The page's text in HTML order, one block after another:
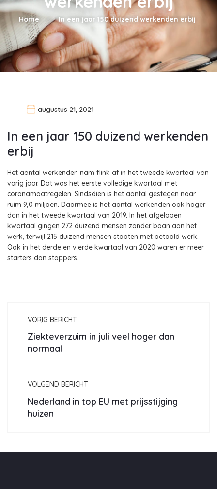
Home In een jaar 150 duizend werkenden erbij
augustus 21, 2021
In een jaar 150 duizend werkenden
erbij
Het aantal werkenden nam flink af in het tweede kwartaal van
vorig jaar. Dat was het eerste volledige kwartaal met
coronamaatregelen. Sindsdien is het aantal gestegen naar
ruim 9,0 miljoen. Daarmee is het aantal werkenden ook hoger
dan in het tweede kwartaal van 2019. In het afgelopen
kwartaal gingen 272 duizend mensen zonder baan aan het
werk, terwijl 215 duizend mensen stopten met betaald werk.
Ook in het derde en vierde kwartaal van 2020 waren er meer
starters dan stoppers.
VORIG BERICHT
Ziekteverzuim in juli veel hoger dan
normaal
VOLGEND BERICHT
Nederland in top EU met prijsstijging
huizen